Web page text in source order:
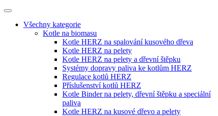
Všechny kategorie
Kotle na biomasu
Kotle HERZ na spalování kusového dřeva
Kotle HERZ na pelety
Kotle HERZ na pelety a dřevní štěpku
Systémy dopravy paliva ke kotlům HERZ
Regulace kotlů HERZ
Příslušenství kotlů HERZ
Kotle Binder na pelety, dřevní štěpku a speciální
paliva
Kotle HERZ na kusové dřevo a pelety